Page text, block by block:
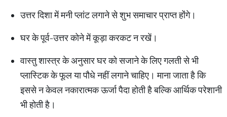
उत्तर दिशा में मनी प्लांट लगाने से शुभ समाचार प्राप्त होंगे।
घर के पूर्व-उत्तर कोने में कूड़ा करकट न रखें।
वास्तु शास्त्र के अनुसार घर को सजाने के लिए गलती से भी
प्लास्टिक के फूल या पौधे नहीं लगाने चाहिए। माना जाता है कि
इससे न केवल नकारात्मक ऊर्जा पैदा होती है बल्कि आर्थिक परेशानी
भी होती है।